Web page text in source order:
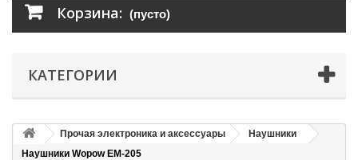
Корзина: (пусто)
КАТЕГОРИИ
Прочая электроника и аксессуары
Наушники
Наушники Wopow EM-205